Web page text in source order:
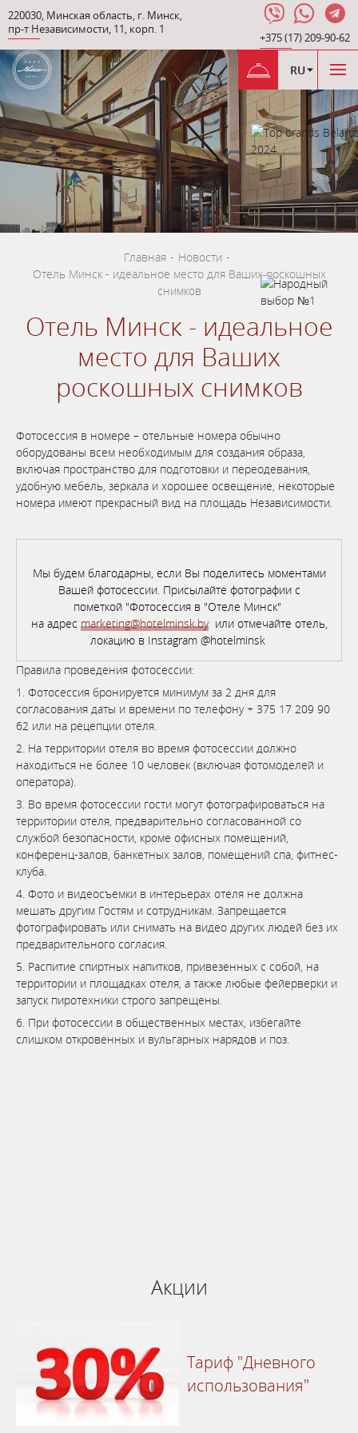
+375 (17) 209-90-62
220030, Минская область, г. Минск,
пр-т Независимости, 11, корп. 1
RU
Главная - Новости -
Отель Минск - идеальное место для Ваших роскошных
снимков
Отель Минск - идеальное
место для Ваших
роскошных снимков
Фотосессия в номере – отельные номера обычно
оборудованы всем необходимым для создания образа,
включая пространство для подготовки и переодевания,
удобную мебель, зеркала и хорошее освещение, некоторые
номера имеют прекрасный вид на площадь Независимости.
Мы будем благодарны, если Вы поделитесь моментами
Вашей фотосессии. Присылайте фотографии с
пометкой "Фотосессия в "Отеле Минск"
на адрес marketing@hotelminsk.byили отмечайте отель,
локацию в Instagram @hotelminsk
Правила проведения фотосессии:
1. Фотосессия бронируется минимум за 2 дня для
согласования даты и времени по телефону + 375 17 209 90
62 или на рецепции отеля.
2. На территории отеля во время фотосессии должно
находиться не более 10 человек (включая фотомоделей и
оператора).
3. Во время фотосессии гости могут фотографироваться на
территории отеля, предварительно согласованной со
службой безопасности, кроме офисных помещений,
конференц-залов, банкетных залов, помещений спа, фитнес-
клуба.
4. Фото и видеосъемки в интерьерах отеля не должна
мешать другим Гостям и сотрудникам. Запрещается
фотографировать или снимать на видео других людей без их
предварительного согласия.
5. Распитие спиртных напитков, привезенных с собой, на
территории и площадках отеля, а также любые фейерверки и
запуск пиротехники строго запрещены.
6. При фотосессии в общественных местах, избегайте
слишком откровенных и вульгарных нарядов и поз.
Акции
Тариф "Дневного
использования"